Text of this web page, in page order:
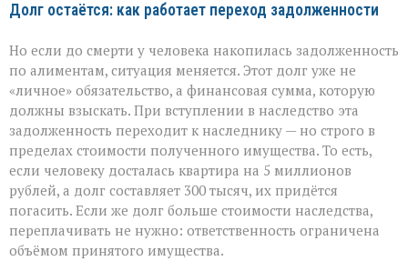
Долг остаётся: как работает переход задолженности
Но если до смерти у человека накопилась задолженность
по алиментам, ситуация меняется. Этот долг уже не
«личное» обязательство, а финансовая сумма, которую
должны взыскать. При вступлении в наследство эта
задолженность переходит к наследнику — но строго в
пределах стоимости полученного имущества. То есть,
если человеку досталась квартира на 5 миллионов
рублей, а долг составляет 300 тысяч, их придётся
погасить. Если же долг больше стоимости наследства,
переплачивать не нужно: ответственность ограничена
объёмом принятого имущества.